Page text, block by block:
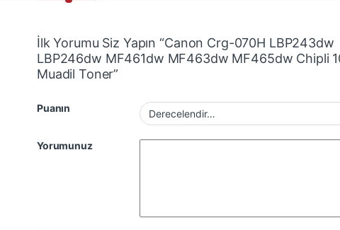
İlk Yorumu Siz Yapın “Canon Crg-070H LBP243dw
LBP246dw MF461dw MF463dw MF465dw Chipli
Muadil Toner”
Puanın
Yorumunuz